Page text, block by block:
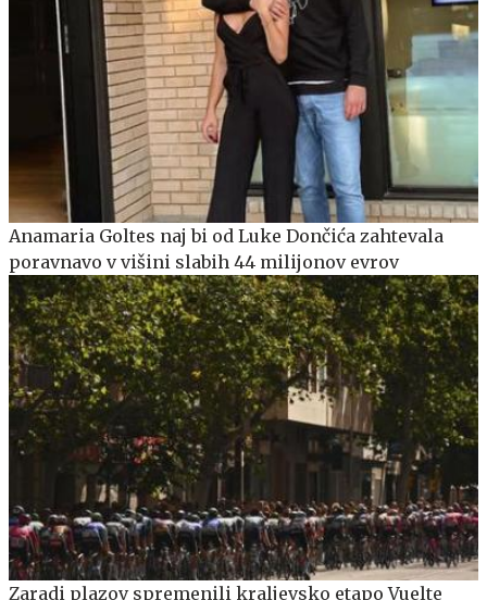
Anamaria Goltes naj bi od Luke Dončića zahtevala
poravnavo v višini slabih 44 milijonov evrov
Zaradi plazov spremenili kraljevsko etapo Vuelte